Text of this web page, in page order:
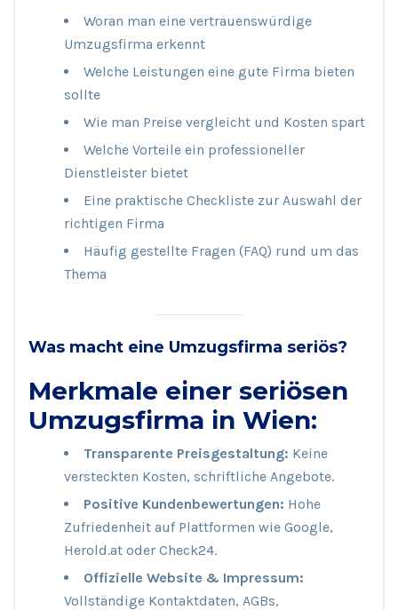
Woran man eine vertrauenswürdige
Umzugsfirma erkennt
Welche Leistungen eine gute Firma bieten
sollte
Wie man Preise vergleicht und Kosten spart
Welche Vorteile ein professioneller
Dienstleister bietet
Eine praktische Checkliste zur Auswahl der
richtigen Firma
Häufig gestellte Fragen (FAQ) rund um das
Thema
Was macht eine Umzugsfirma seriös?
Merkmale einer seriösen
Umzugsfirma in Wien:
Transparente Preisgestaltung: Keine
versteckten Kosten, schriftliche Angebote.
Positive Kundenbewertungen: Hohe
Zufriedenheit auf Plattformen wie Google,
Herold.at oder Check24.
Offizielle Website & Impressum:
Vollständige Kontaktdaten, AGBs,